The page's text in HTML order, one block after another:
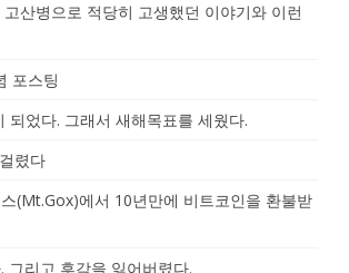
산병으로 적당히 고생했던 이야기와 이런
포스팅
되었다. 그래서 새해목표를 세웠다.
렸다
(Mt.Gox)에서 10년만에 비트코인을 환불받
그리고 후각을 잃어버렸다.